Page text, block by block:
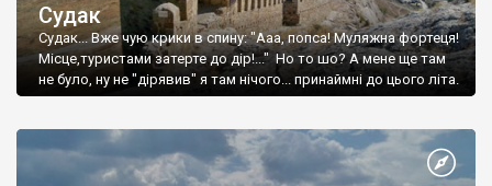
Судак
Судак... Вже чую крики в спину: "Ааа, попса! Муляжна фортеця!
Місце,туристами затерте до дір!..." Но то шо? А мене ще там
не було, ну не "дірявив" я там нічого... принаймні до цього літа.